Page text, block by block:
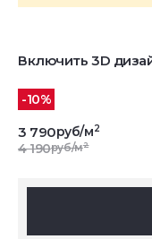
Включить 3D
-10%
3 790руб/м2
4 190руб/м2